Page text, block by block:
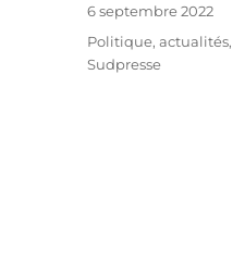
Publié
6 septembre 2022
Catégories
Politique, actualités,
Sudpresse